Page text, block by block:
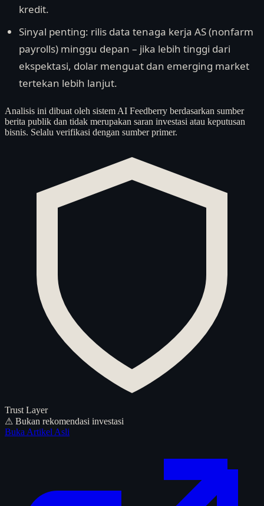
kredit.
Sinyal penting: rilis data tenaga kerja AS (nonfarm
payrolls) minggu depan – jika lebih tinggi dari
ekspektasi, dolar menguat dan emerging market
tertekan lebih lanjut.
Analisis ini dibuat oleh sistem AI Feedberry berdasarkan sumber
berita publik dan tidak merupakan saran investasi atau keputusan
bisnis. Selalu verifikasi dengan sumber primer.
Trust Layer
⚠ Bukan rekomendasi investasi
Buka Artikel Asli